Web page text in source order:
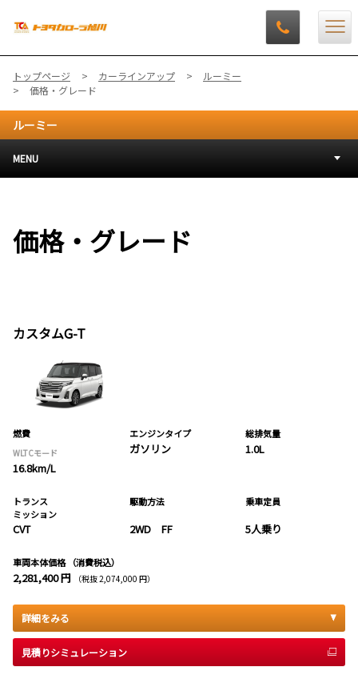
トップページ カーラインアップ
ルーミー
価格・グレード
ルーミー
MENU
価格・グレード
カスタムG-T
燃費
WLTCモード
16.8km/L
エンジンタイプ
ガソリン
総排気量
1.0L
トランス
ミッション
CVT
駆動方法
2WD FF
乗車定員
5人乗り
車両本体価格 （消費税込）
2,281,400 円 （税抜 2,074,000 円）
詳細をみる
見積りシミュレーション